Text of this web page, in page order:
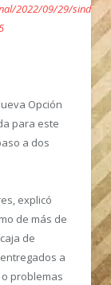
2022/09/29/
Opción
para este
a dos
explicó
de más de
de
a
problemas